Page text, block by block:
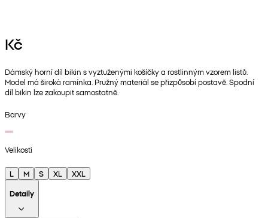
Kč
Dámský horní díl bikin s vyztuženými košíčky a rostlinným vzorem listů.
Model má široká ramínka. Pružný materiál se přizpůsobí postavě. Spodní
díl bikin lze zakoupit samostatně.
Barvy
Velikosti
L M S XL
XXL
Detaily